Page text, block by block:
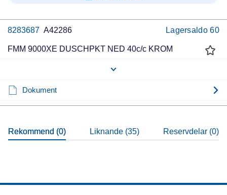
8283687 A42286 Lagersaldo 60
FMM 9000XE DUSCHPKT NED 40c/c KROM
Dokument
Rekommend (0) Liknande (35) Reservdelar (0)